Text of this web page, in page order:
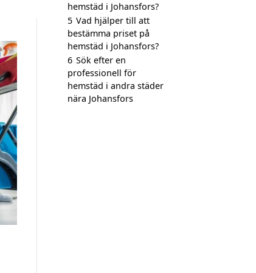
hemstäd i Johansfors?
5 Vad hjälper till att
bestämma priset på
hemstäd i Johansfors?
6 Sök efter en
professionell för
hemstäd i andra städer
nära Johansfors